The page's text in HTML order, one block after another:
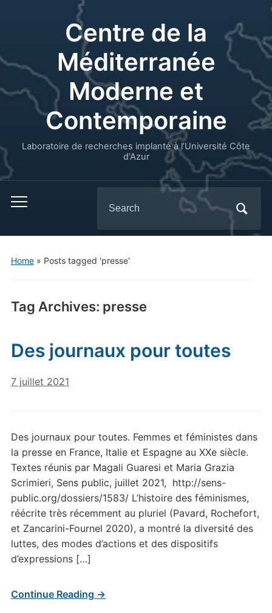
Centre de la
Méditerranée
Moderne et
Contemporaine
Laboratoire de recherches implanté à l’Université Côte
d'Azur
for:
Home» Posts tagged 'presse'
Tag Archives: presse
Des journaux pour toutes
7 juillet 2021
Des journaux pour toutes. Femmes et féministes dans
la presse en France, Italie et Espagne au XXe siècle.
Textes réunis par Magali Guaresi et Maria Grazia
Scrimieri, Sens public, juillet 2021, http://sens-
public.org/dossiers/1583/ L’histoire des féminismes,
réécrite très récemment au pluriel (Pavard, Rochefort,
et Zancarini-Fournel 2020), a montré la diversité des
luttes, des modes d’actions et des dispositifs
d’expressions […]
Continue Reading →